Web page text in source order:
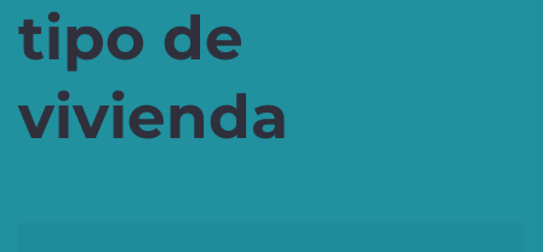
tipo de
vivienda